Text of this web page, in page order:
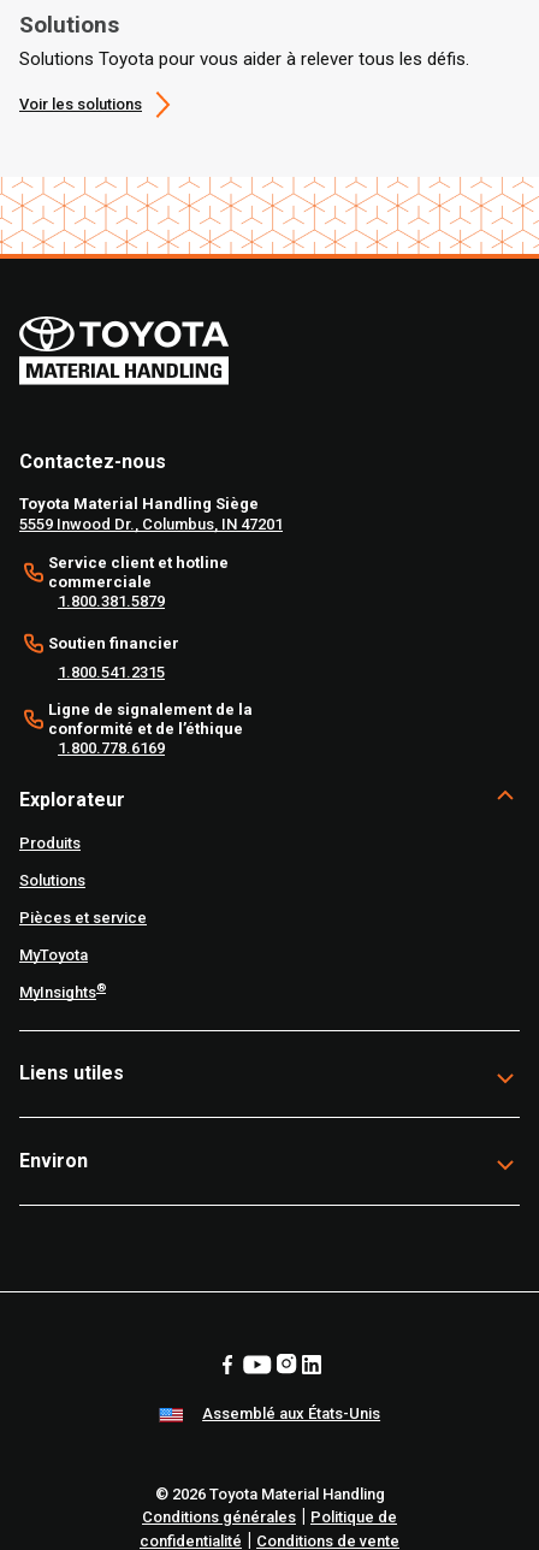
Solutions
Solutions Toyota pour vous aider à relever tous les défis.
Voir les solutions
Contactez-nous
Toyota Material Handling Siège
5559 Inwood Dr., Columbus, IN 47201
Service client et hotline
commerciale
1.800.381.5879
Soutien financier
1.800.541.2315
Ligne de signalement de la
conformité et de l’éthique
1.800.778.6169
Explorateur
Produits
Solutions
Pièces et service
MyToyota
MyInsights®
Liens utiles
Environ
Assemblé aux États-Unis
© 2026 Toyota Material Handling
Conditions générales
Politique de
confidentialité
Conditions de vente